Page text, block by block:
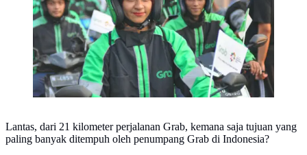
Lantas, dari 21 kilometer perjalanan Grab, kemana saja tujuan yang
paling banyak ditempuh oleh penumpang Grab di Indonesia?